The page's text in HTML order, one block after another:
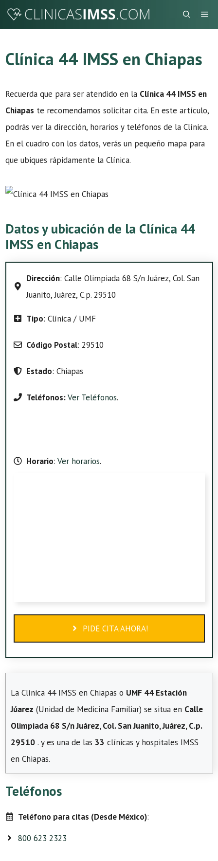
Saltar
Clínica 44 IMSS en Chiapas
Recuerda que para ser atendido en la Clínica 44 IMSS en
Chiapas te recomendamos solicitar cita. En este artículo,
podrás ver la dirección, horarios y teléfonos de la Clínica.
En el cuadro con los datos, verás un pequeño mapa para
que ubiques rápidamente la Clínica.
Datos y ubicación de la Clínica 44
IMSS en Chiapas
Dirección: Calle Olimpiada 68 S/n Juárez, Col. San
Juanito, Juárez, C.p. 29510
Tipo: Clínica / UMF
Código Postal: 29510
Estado: Chiapas
Teléfonos:Ver Teléfonos.
Horario: Ver horarios.
PIDE CITA AHORA!
La Clínica 44 IMSS en Chiapas o UMF 44 Estación
Júarez (Unidad de Medicina Familiar) se situa en Calle
Olimpiada 68 S/n Juárez, Col. San Juanito, Juárez, C.p.
29510 . y es una de las 33 clínicas y hospitales IMSS
en Chiapas.
Teléfonos
Teléfono para citas (Desde México):
800 623 2323